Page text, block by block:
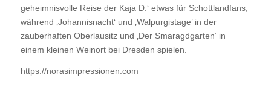
geheimnisvolle Reise der Kaja D.‘ etwas für Schottlandfans,
während ‚Johannisnacht‘ und ‚Walpurgistage’ in der
zauberhaften Oberlausitz und ‚Der Smaragdgarten‘ in
einem kleinen Weinort bei Dresden spielen.
https://norasimpressionen.com